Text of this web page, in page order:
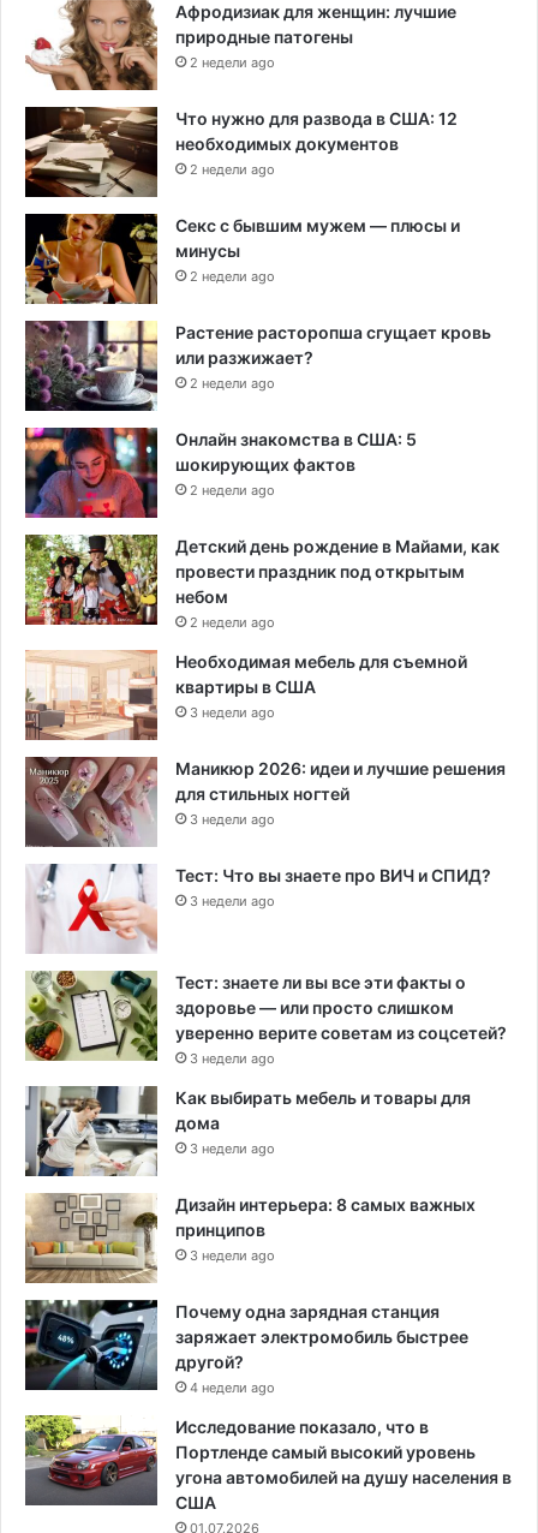
Афродизиак для женщин: лучшие
природные патогены
2 недели ago
Что нужно для развода в США: 12
необходимых документов
2 недели ago
Секс с бывшим мужем — плюсы и
минусы
2 недели ago
Растение расторопша сгущает кровь
или разжижает?
2 недели ago
Онлайн знакомства в США: 5
шокирующих фактов
2 недели ago
Детский день рождение в Майами, как
провести праздник под открытым
небом
2 недели ago
Необходимая мебель для съемной
квартиры в США
3 недели ago
Маникюр 2026: идеи и лучшие решения
для стильных ногтей
3 недели ago
Тест: Что вы знаете про ВИЧ и СПИД?
3 недели ago
Тест: знаете ли вы все эти факты о
здоровье — или просто слишком
уверенно верите советам из соцсетей?
3 недели ago
Как выбирать мебель и товары для
дома
3 недели ago
Дизайн интерьера: 8 самых важных
принципов
3 недели ago
Почему одна зарядная станция
заряжает электромобиль быстрее
другой?
4 недели ago
Исследование показало, что в
Портленде самый высокий уровень
угона автомобилей на душу населения в
США
01.07.2026